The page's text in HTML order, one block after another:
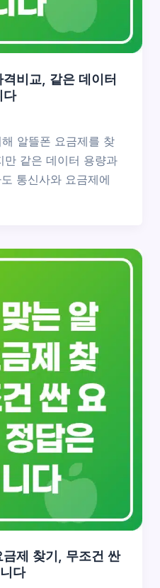
비교, 같은 데이터
다
알뜰폰 요금제를 찾
만 같은 데이터 용량과
통신사와 요금제에
제 찾기, 무조건 싼
다